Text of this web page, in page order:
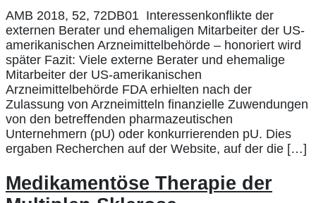
AMB 2018, 52, 72DB01 Interessenkonflikte der
externen Berater und ehemaligen Mitarbeiter der US-
amerikanischen Arzneimittelbehörde – honoriert wird
später Fazit: Viele externe Berater und ehemalige
Mitarbeiter der US-amerikanischen
Arzneimittelbehörde FDA erhielten nach der
Zulassung von Arzneimitteln finanzielle Zuwendungen
von den betreffenden pharmazeutischen
Unternehmern (pU) oder konkurrierenden pU. Dies
ergaben Recherchen auf der Website, auf der die […]
Medikamentöse Therapie der